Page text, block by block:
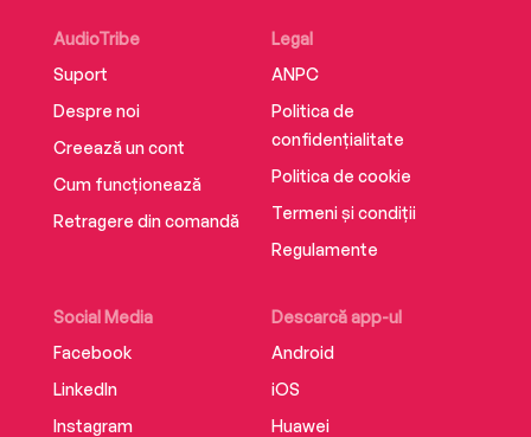
AudioTribe
Suport
Despre noi
Creează un cont
Cum funcționează
Retragere din comandă
Social Media
Facebook
LinkedIn
Instagram
Descarcă app-ul
Android
iOS
Huawei
Legal
ANPC
Politica de
confidențialitate
Politica de cookie
Termeni și condiții
Regulamente